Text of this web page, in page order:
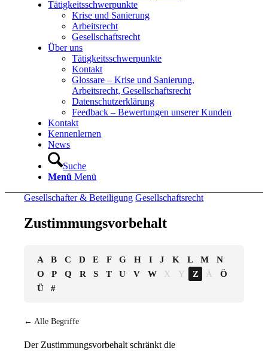
Tätigkeitsschwerpunkte
Krise und Sanierung
Arbeitsrecht
Gesellschaftsrecht
Über uns
Tätigkeitsschwerpunkte
Kontakt
Glossare – Krise und Sanierung,
Arbeitsrecht, Gesellschaftsrecht
Datenschutzerklärung
Feedback – Bewertungen unserer Kunden
Kontakt
Kennenlernen
News
Suche
Menü Menü
Gesellschafter & Beteiligung Gesellschaftsrecht
Zustimmungsvorbehalt
A B C D E F G H I J K L M
N
O
P Q R S T U V W X Y Z Ä
Ö
Ü
#
← Alle Begriffe
Der Zustimmungsvorbehalt schränkt die